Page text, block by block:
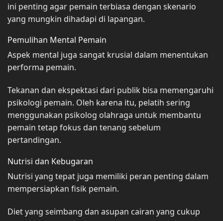
ini penting agar pemain terbiasa dengan skenario
yang mungkin dihadapi di lapangan.
Pemulihan Mental Pemain
Aspek mental juga sangat krusial dalam menentukan
performa pemain.
Tekanan dan ekspektasi dari publik bisa memengaruhi
psikologi pemain. Oleh karena itu, pelatih sering
menggunakan psikolog olahraga untuk membantu
pemain tetap fokus dan tenang sebelum
pertandingan.
Nutrisi dan Kebugaran
Nutrisi yang tepat juga memiliki peran penting dalam
mempersiapkan fisik pemain.
Diet yang seimbang dan asupan cairan yang cukup